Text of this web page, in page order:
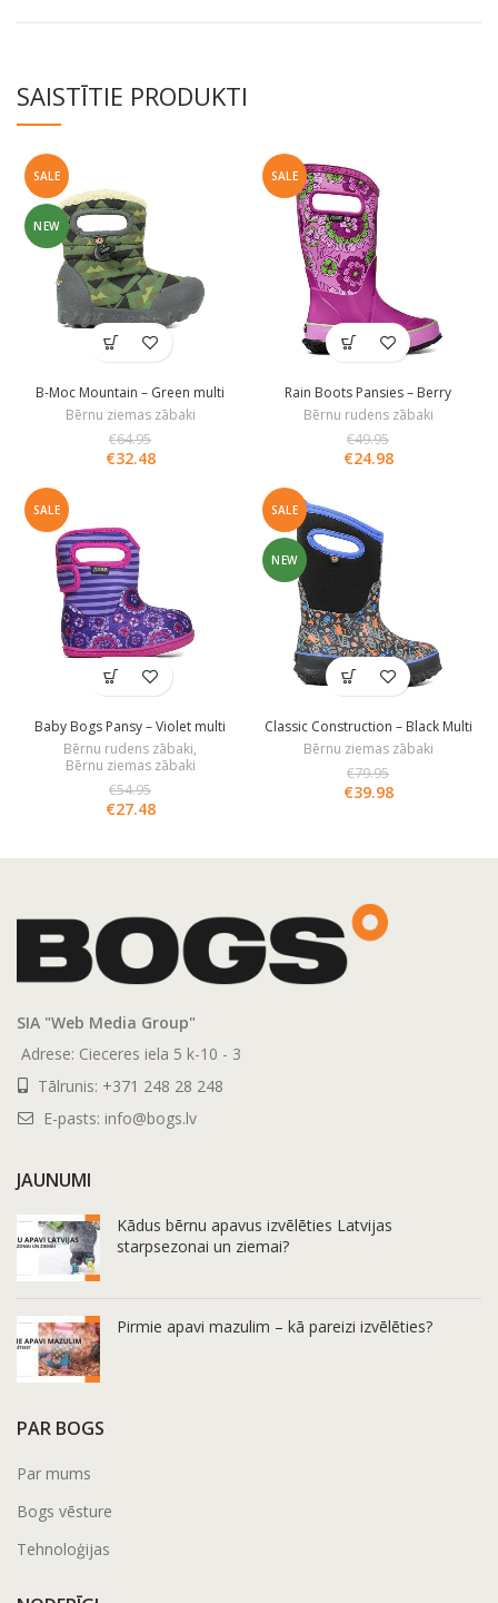
SAISTĪTIE PRODUKTI
SALE
NEW
B-Moc Mountain – Green multi
Bērnu ziemas zābaki
€64.95
€32.48
SALE
Rain Boots Pansies – Berry
Bērnu rudens zābaki
€49.95
€24.98
SALE
Baby Bogs Pansy – Violet multi
Bērnu rudens zābaki,
Bērnu ziemas zābaki
€54.95
€27.48
SALE
NEW
Classic Construction – Black Multi
Bērnu ziemas zābaki
€79.95
€39.98
SIA "Web Media Group"
Adrese: Cieceres iela 5 k-10 - 3
Tālrunis: +371 248 28 248
E-pasts: info@bogs.lv
JAUNUMI
Kādus bērnu apavus izvēlēties Latvijas
starpsezonai un ziemai?
Pirmie apavi mazulim – kā pareizi izvēlēties?
PAR BOGS
Par mums
Bogs vēsture
Tehnoloģijas